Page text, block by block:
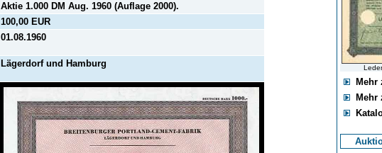
Aktie 1.000 DM Aug. 1960 (Auflage 2000).
100,00 EUR
01.08.1960
Lägerdorf und Hamburg
Mehr
Mehr